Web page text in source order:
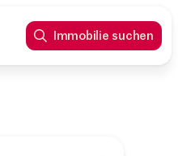
Immobilie suchen